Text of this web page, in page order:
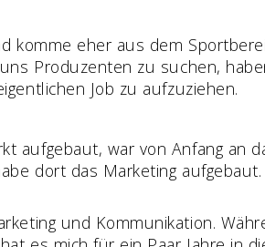
komme eher aus dem
Produzenten zu suchen,
Job zu aufzuziehen.
aufgebaut, war von Anfang an
dort das Marketing aufgebaut.
und Kommunikation.